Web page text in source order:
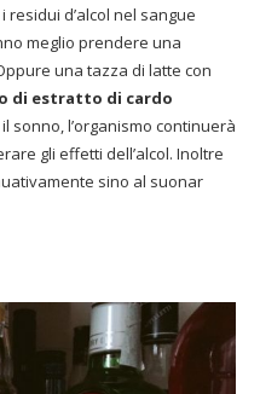
residui d’alcol nel sangue
meglio prendere una
una tazza di latte con
di estratto di cardo
sonno, l’organismo continuerà
gli effetti dell’alcol. Inoltre
sino al suonar